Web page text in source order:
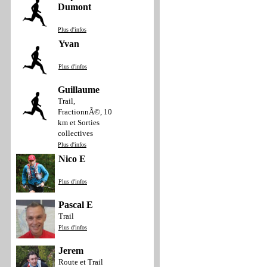
Dumont
Plus d'infos
Yvan
Plus d'infos
Guillaume
Trail,
FractionnÃ©, 10
km et Sorties
collectives
Plus d'infos
Nico E
Plus d'infos
Pascal E
Trail
Plus d'infos
Jerem
Route et Trail